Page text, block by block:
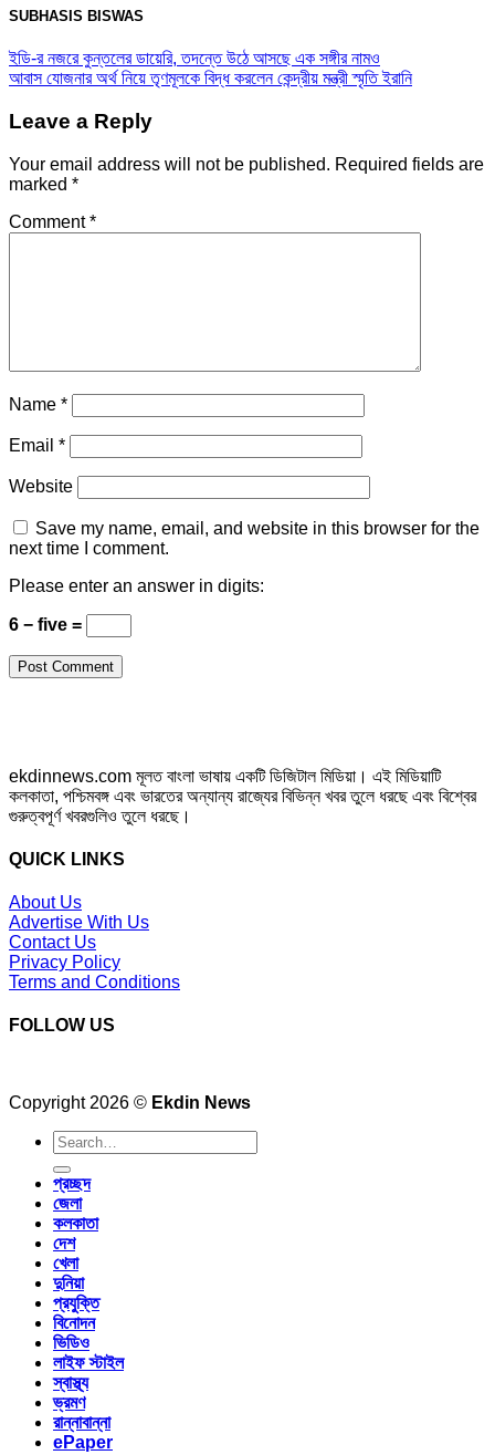
SUBHASIS BISWAS
ইডি-র নজরে কুন্তলের ডায়েরি, তদন্তে উঠে আসছে এক সঙ্গীর নামও
আবাস যোজনার অর্থ নিয়ে তৃণমূলকে বিদ্ধ করলেন কেন্দ্রীয় মন্ত্রী স্মৃতি ইরানি
Leave a Reply
Your email address will not be published. Required fields are
marked *
Comment*
Name *
Email *
Website
Save my name, email, and website in this browser for the
next time I comment.
Please enter an answer in digits:
6 − five =
ekdinnews.com মূলত বাংলা ভাষায় একটি ডিজিটাল মিডিয়া। এই মিডিয়াটি
কলকাতা, পশ্চিমবঙ্গ এবং ভারতের অন্যান্য রাজ্যের বিভিন্ন খবর তুলে ধরছে এবং বিশ্বের
গুরুত্বপূর্ণ খবরগুলিও তুলে ধরছে।
QUICK LINKS
About Us
Advertise With Us
Contact Us
Privacy Policy
Terms and Conditions
FOLLOW US
Copyright 2026 © Ekdin News
প্রচ্ছদ
জেলা
কলকাতা
দেশ
খেলা
দুনিয়া
প্রযুক্তি
বিনোদন
ভিডিও
লাইফ স্টাইল
স্বাস্থ্য
ভ্রমণ
রান্নাবান্না
ePaper